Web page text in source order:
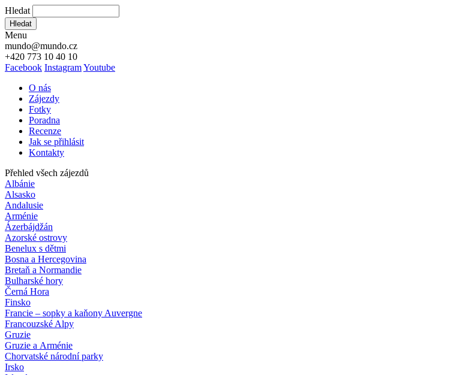
Hledat
Hledat
Menu
mundo@mundo.cz
+420 773 10 40 10
Facebook InstagramYoutube
O nás
Zájezdy
Fotky
Poradna
Recenze
Jak se přihlásit
Kontakty
Přehled všech zájezdů
Albánie
Alsasko
Andalusie
Arménie
Ázerbájdžán
Azorské ostrovy
Benelux s dětmi
Bosna a Hercegovina
Bretaň a Normandie
Bulharské hory
Černá Hora
Finsko
Francie – sopky a kaňony Auvergne
Francouzské Alpy
Gruzie
Gruzie a Arménie
Chorvatské národní parky
Irsko